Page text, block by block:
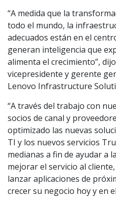
“A medida que la
todo el mundo, la
adecuados están en el
generan inteligencia que
alimenta el crecimiento”,
vicepresidente y gerente
Lenovo Infrastructure
“A través del trabajo con
socios de canal y
optimizado las nuevas
TI y los nuevos servicios
medianas a fin de ayudar a
mejorar el servicio al
lanzar aplicaciones de
crecer su negocio hoy y en